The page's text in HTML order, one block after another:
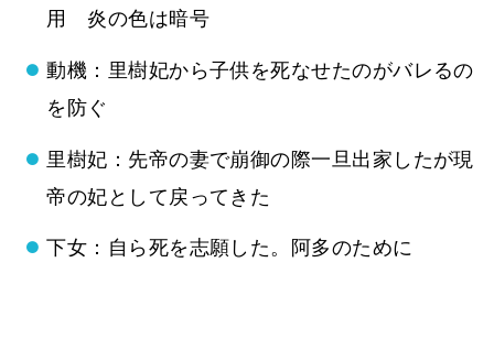
用 炎の色は暗号
動機：里樹妃から子供を死なせたのがバレるの
を防ぐ
里樹妃：先帝の妻で崩御の際一旦出家したが現
帝の妃として戻ってきた
下女：自ら死を志願した。阿多のために